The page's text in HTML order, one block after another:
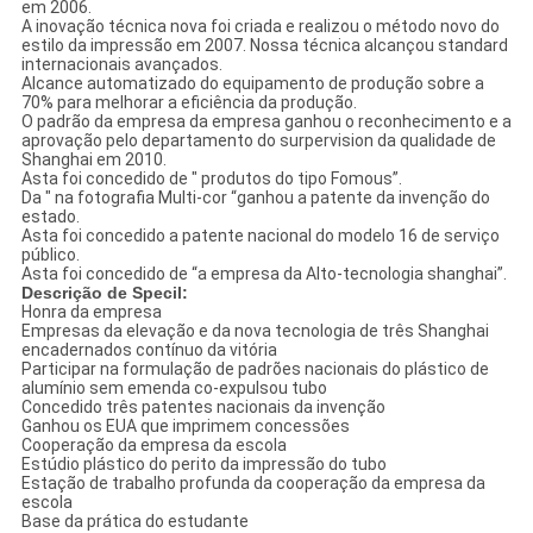
em 2006.
A inovação técnica nova foi criada e realizou o método novo do
estilo da impressão em 2007. Nossa técnica alcançou standard
internacionais avançados.
Alcance automatizado do equipamento de produção sobre a
70% para melhorar a eficiência da produção.
O padrão da empresa da empresa ganhou o reconhecimento e a
aprovação pelo departamento do surpervision da qualidade de
Shanghai em 2010.
Asta foi concedido de " produtos do tipo Fomous”.
Da " na fotografia Multi-cor “ganhou a patente da invenção do
estado.
Asta foi concedido a patente nacional do modelo 16 de serviço
público.
Asta foi concedido de “a empresa da Alto-tecnologia shanghai”.
Descrição de Specil:
Honra da empresa
Empresas da elevação e da nova tecnologia de três Shanghai
encadernados contínuo da vitória
Participar na formulação de padrões nacionais do plástico de
alumínio sem emenda co-expulsou tubo
Concedido três patentes nacionais da invenção
Ganhou os EUA que imprimem concessões
Cooperação da empresa da escola
Estúdio plástico do perito da impressão do tubo
Estação de trabalho profunda da cooperação da empresa da
escola
Base da prática do estudante